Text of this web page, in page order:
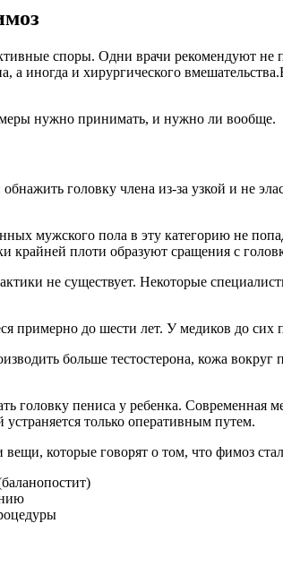
споры. Одни врачи рекомендуют не
а иногда и хирургического
нужно принимать, и нужно ли вообще.
головку члена из-за узкой и не
мужского пола в эту категорию не
крайней плоти образуют сращения с
не существует. Некоторые
примерно до шести лет. У медиков до сих
больше тестостерона, кожа
головку пениса у ребенка.
только оперативным путем.
которые говорят о том, что фимоз